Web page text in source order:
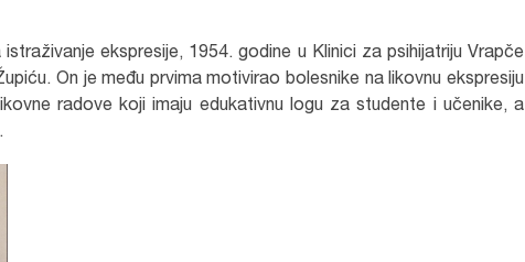
ekspresije, 1954. godine u Klinici za psihijatriju Vrapče
On je među prvima motivirao bolesnike na likovnu ekspresiju
radove koji imaju edukativnu logu za studente i učenike, a